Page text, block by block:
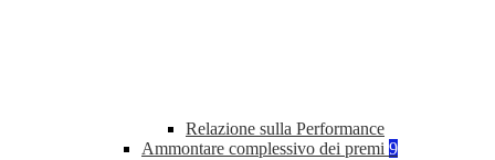
Relazione sulla Performance
Ammontare complessivo dei premi 9